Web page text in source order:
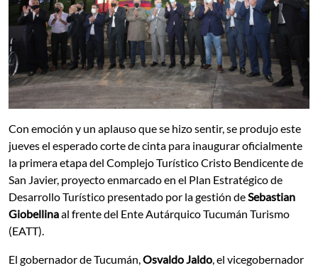
Con emoción y un aplauso que se hizo sentir, se produjo este
jueves el esperado corte de cinta para inaugurar oficialmente
la primera etapa del Complejo Turístico Cristo Bendicente de
San Javier, proyecto enmarcado en el Plan Estratégico de
Desarrollo Turístico presentado por la gestión deSebastian
Giobellinaal frente del Ente Autárquico Tucumán Turismo
(EATT).
El gobernador de Tucumán,Osvaldo Jaldo, el vicegobernador